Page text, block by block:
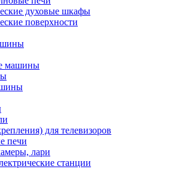
духовые шкафы
поверхности
машины
для телевизоров
печи
лари
станции